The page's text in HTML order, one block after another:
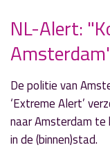
« Vorig nieuwsbericht
» Volgend
Kandidaten
26 mei 2017
NL-Alert:
De politie van
‘Extreme Alert’
naar Amsterdam te
in de (binnen)stad.